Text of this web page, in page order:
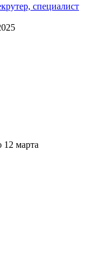
специалист
12 марта